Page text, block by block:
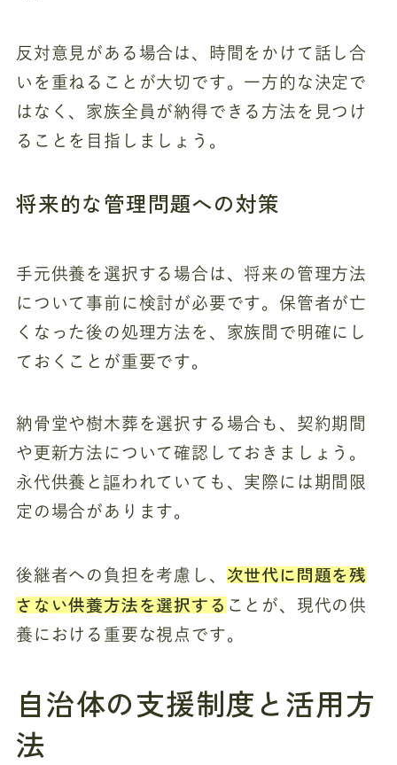
反対意見がある場合は、時間をかけて話し合
いを重ねることが大切です。一方的な決定で
はなく、家族全員が納得できる方法を見つけ
ることを目指しましょう。
将来的な管理問題への対策
手元供養を選択する場合は、将来の管理方法
について事前に検討が必要です。保管者が亡
くなった後の処理方法を、家族間で明確にし
ておくことが重要です。
納骨堂や樹木葬を選択する場合も、契約期間
や更新方法について確認しておきましょう。
永代供養と謳われていても、実際には期間限
定の場合があります。
後継者への負担を考慮し、 次世代に問題を残
さない供養方法を選択することが、現代の供
養における重要な視点です。
自治体の支援制度と活用方
法